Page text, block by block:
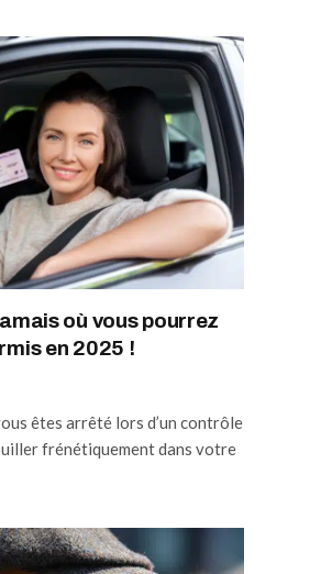
où vous pourrez
en 2025 !
êtes arrêté lors d’un contrôle
frénétiquement dans votre